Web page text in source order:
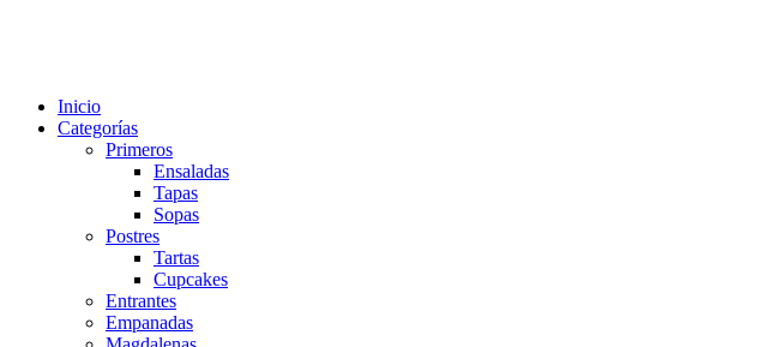
Inicio
Categorías
Primeros
Ensaladas
Tapas
Sopas
Postres
Tartas
Cupcakes
Entrantes
Empanadas